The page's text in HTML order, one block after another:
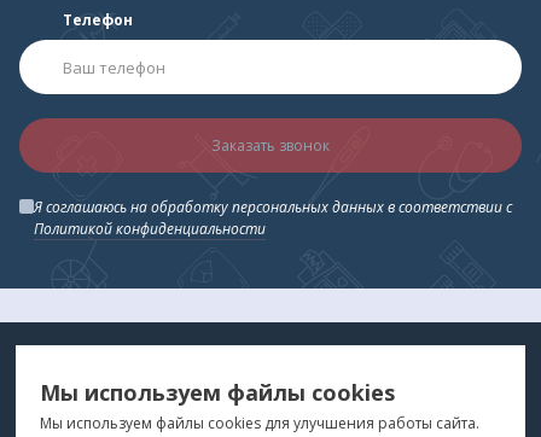
Телефон
Заказать звонок
Я соглашаюсь на обработку персональных данных в соответствии с
Политикой конфиденциальности
ДЛЯ ВАС
"Медтехника для Вас"©2026
Мы используем файлы cookies
Мы используем файлы cookies для улучшения работы сайта.